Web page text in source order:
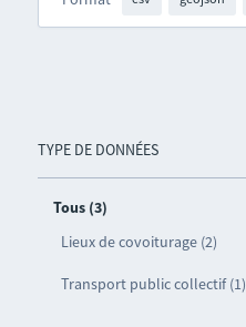
TYPE DE DONNÉES
Tous (3)
Lieux de covoiturage (2)
Transport public collectif (1)